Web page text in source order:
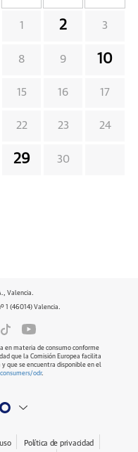
1 2 3
8 9 10
15 16 17
22 23 24
29 30
Valencia.
1 (46014) Valencia.
en materia de consumo conforme
que la Comisión Europea facilita
que se encuentra disponible en el
odr.
Política de privacidad